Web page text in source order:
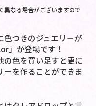
異なる場合がございますので
色つきのジュエリーが
」が登場です！
の色を買い足すと更に
ーを作ることができま